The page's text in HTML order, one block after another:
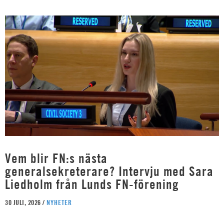
Vem blir FN:s nästa
generalsekreterare? Intervju med Sara
Liedholm från Lunds FN-förening
30 JULI, 2026 / NYHETER